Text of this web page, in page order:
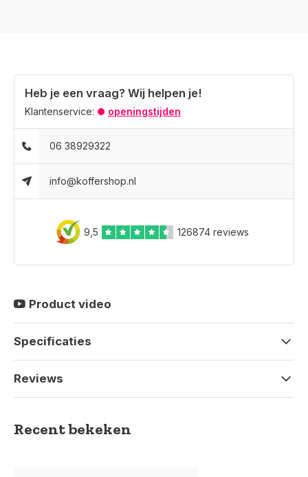
Heb je een vraag? Wij helpen je!
Klantenservice: openingstijden
06 38929322
info@koffershop.nl
9,5 126874 reviews
Product video
Specificaties
Reviews
Recent bekeken